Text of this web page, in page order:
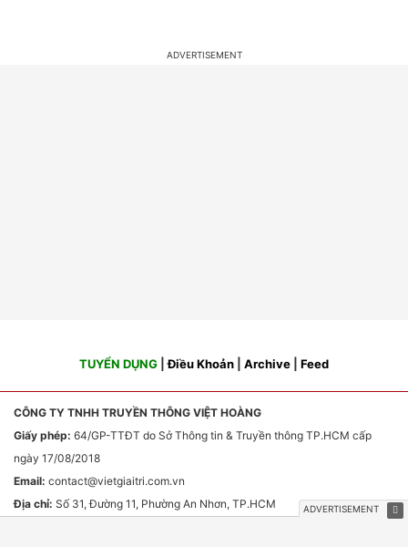
TUYỂN DỤNG |Điều Khoản Archive Feed
CÔNG TY TNHH TRUYỀN THÔNG VIỆT HOÀNG
Giấy phép: 64/GP-TTĐT do Sở Thông tin & Truyền thông TP.HCM cấp
ngày 17/08/2018
Email: contact@vietgiaitri.com.vn
Địa chỉ: Số 31, Đường 11, Phường An Nhơn, TP.HCM